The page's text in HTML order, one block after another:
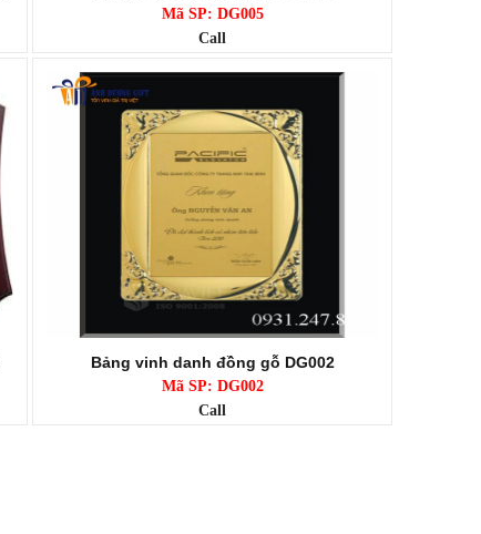
Mã SP: DG005
Call
Bảng vinh danh đồng gỗ DG002
Mã SP: DG002
Call